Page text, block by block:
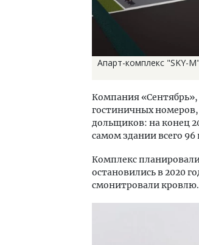
Апарт-комплекс "SKY-
Компания «Сентябрь»,
гостиничных номеров,
дольщиков: на конец
самом здании всего
Комплекс
остановились в 2020
смонитровали кровлю.